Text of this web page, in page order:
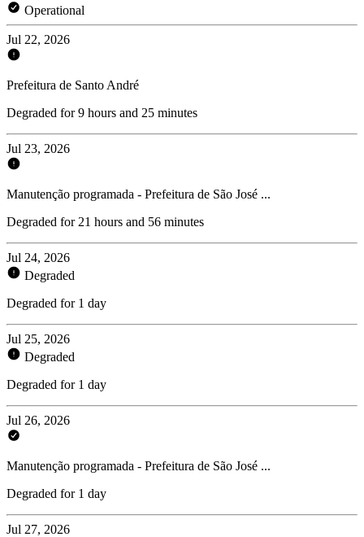
Operational
Jul 22, 2026
Prefeitura de Santo André
Degraded for 9 hours and 25 minutes
Jul 23, 2026
Manutenção programada - Prefeitura de São José ...
Degraded for 21 hours and 56 minutes
Jul 24, 2026
Degraded
Degraded for 1 day
Jul 25, 2026
Degraded
Degraded for 1 day
Jul 26, 2026
Manutenção programada - Prefeitura de São José ...
Degraded for 1 day
Jul 27, 2026